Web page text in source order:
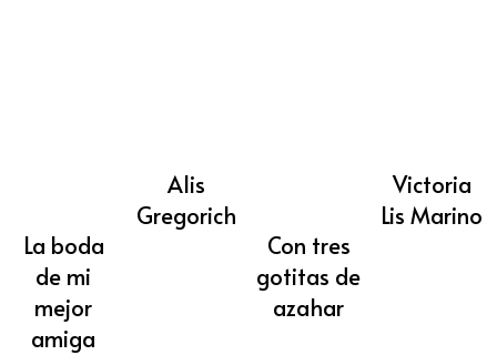
La boda
de mi
mejor
amiga
Alis
Gregorich
Con tres
gotitas de
azahar
Victoria
Lis Marino